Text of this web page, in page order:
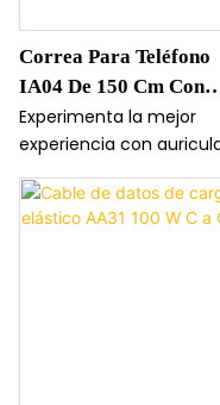
Correa Para Teléfono
IA04 De 150 Cm Con
Cable De Datos De
Rápida 4 En 1.
Experimenta la mejor
experiencia con
2 en 1, que incluyen
integrada y controles
táctiles. Su diseño